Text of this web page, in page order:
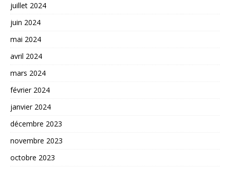
juillet 2024
juin 2024
mai 2024
avril 2024
mars 2024
février 2024
janvier 2024
décembre 2023
novembre 2023
octobre 2023